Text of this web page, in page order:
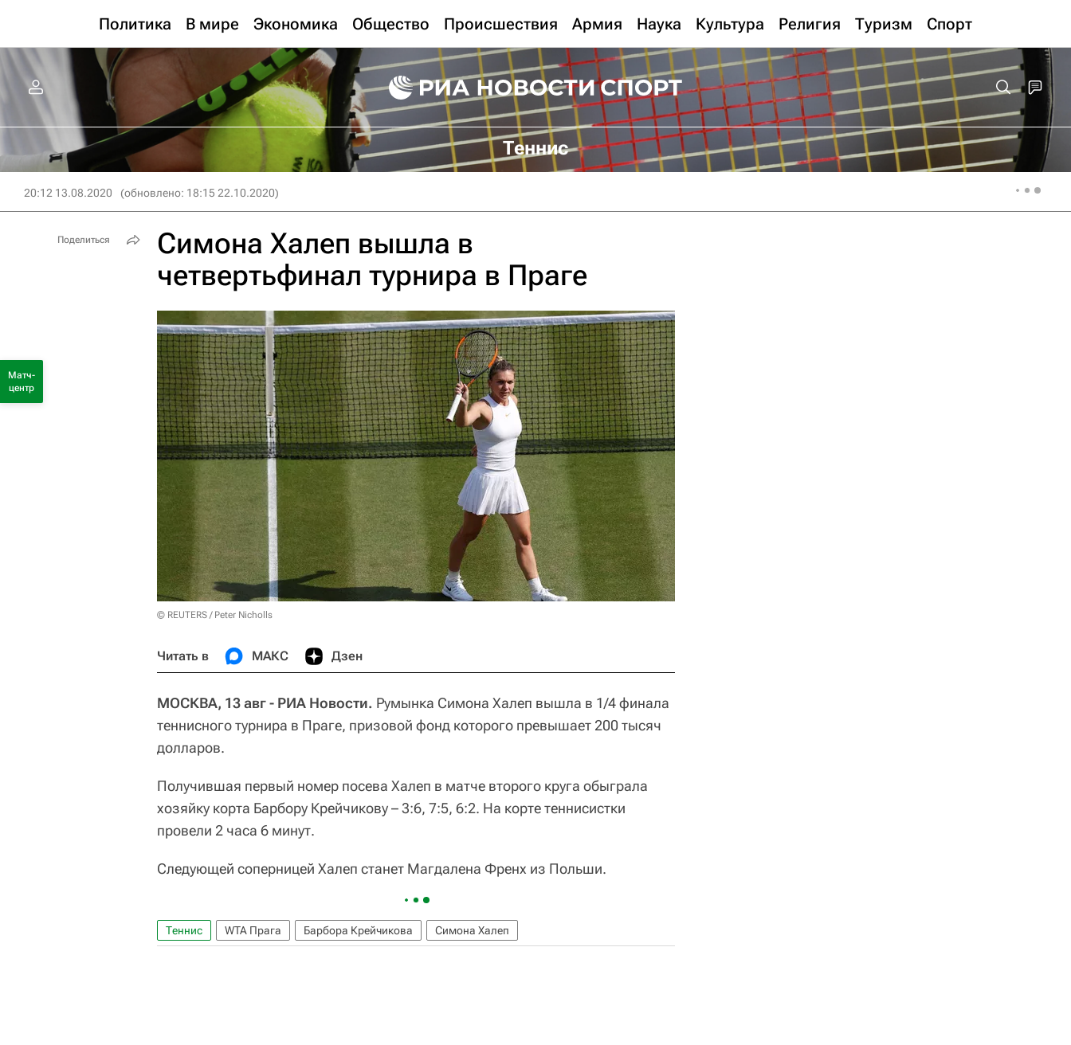
Политика В мире Экономика Общество Происшествия Армия Наука Культура Религия Туризм Спорт
Теннис
20:12 13.08.2020 (обновлено: 18:15 22.10.2020)
Симона Халеп вышла в
четвертьфинал турнира в Праге
© REUTERS / Peter Nicholls
Читать в МАКС Дзен
МОСКВА, 13 авг - РИА Новости. Румынка Симона Халеп вышла в 1/4 финала
теннисного турнира в Праге, призовой фонд которого превышает 200 тысяч
долларов.
Получившая первый номер посева Халеп в матче второго круга обыграла
хозяйку корта Барбору Крейчикову – 3:6, 7:5, 6:2. На корте теннисистки
провели 2 часа 6 минут.
Следующей соперницей Халеп станет Магдалена Френх из Польши.
Теннис WTA Прага Барбора Крейчикова Симона Халеп
Поделиться
Матч-
центр